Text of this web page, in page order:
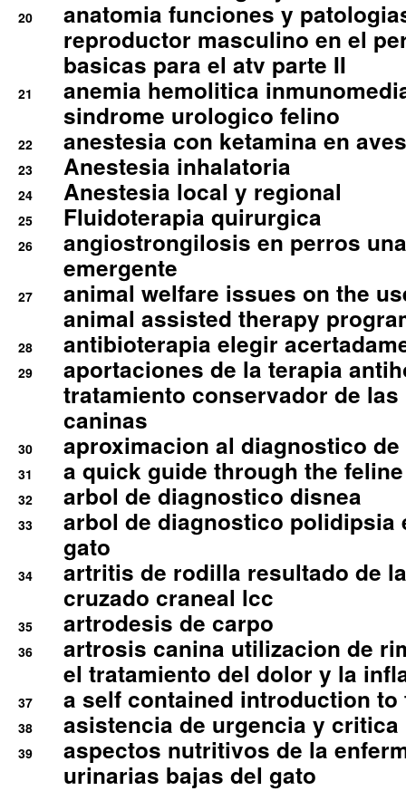
20
anatomia funciones y
reproductor masculino en el
basicas para el atv parte II
21
anemia hemolitica
sindrome urologico felino
22 anestesia con ketamina en
23 Anestesia inhalatoria
24 Anestesia local y regional
25 Fluidoterapia quirurgica
26
angiostrongilosis en perros
emergente
27
animal welfare issues on the
animal assisted therapy
28 antibioterapia elegir
29
aportaciones de la terapia
tratamiento conservador de
caninas
30 aproximacion al diagnostico
31 a quick guide through the
32 arbol de diagnostico disnea
33
arbol de diagnostico polidipsia
gato
34
artritis de rodilla resultado de
cruzado craneal lcc
35 artrodesis de carpo
36
artrosis canina utilizacion de
el tratamiento del dolor y la
37 a self contained introduction
38 asistencia de urgencia y
39
aspectos nutritivos de la
urinarias bajas del gato